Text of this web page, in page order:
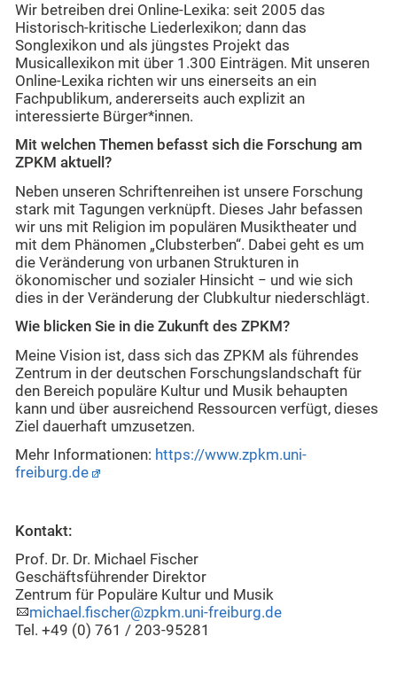
Wir betreiben drei Online-Lexika: seit 2005 das
Historisch-kritische Liederlexikon; dann das
Songlexikon und als jüngstes Projekt das
Musicallexikon mit über 1.300 Einträgen. Mit unseren
Online-Lexika richten wir uns einerseits an ein
Fachpublikum, andererseits auch explizit an
interessierte Bürger*innen.
Mit welchen Themen befasst sich die Forschung am
ZPKM aktuell?
Neben unseren Schriftenreihen ist unsere Forschung
stark mit Tagungen verknüpft. Dieses Jahr befassen
wir uns mit Religion im populären Musiktheater und
mit dem Phänomen „Clubsterben“. Dabei geht es um
die Veränderung von urbanen Strukturen in
ökonomischer und sozialer Hinsicht − und wie sich
dies in der Veränderung der Clubkultur niederschlägt.
Wie blicken Sie in die Zukunft des ZPKM?
Meine Vision ist, dass sich das ZPKM als führendes
Zentrum in der deutschen Forschungslandschaft für
den Bereich populäre Kultur und Musik behaupten
kann und über ausreichend Ressourcen verfügt, dieses
Ziel dauerhaft umzusetzen.
Mehr Informationen: https://www.zpkm.uni-
freiburg.de
Kontakt:
Prof. Dr. Dr. Michael Fischer
Geschäftsführender Direktor
Zentrum für Populäre Kultur und Musik
michael.fischer@zpkm.uni-freiburg.de
Tel. +49 (0) 761 / 203-95281